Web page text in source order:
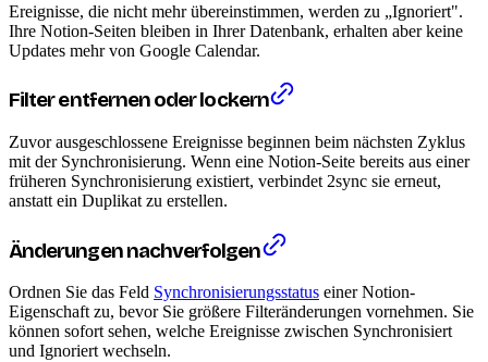
Ereignisse, die nicht mehr übereinstimmen, werden zu „Ignoriert".
Ihre Notion-Seiten bleiben in Ihrer Datenbank, erhalten aber keine
Updates mehr von Google Calendar.
Filter entfernen oder lockern
Zuvor ausgeschlossene Ereignisse beginnen beim nächsten Zyklus
mit der Synchronisierung. Wenn eine Notion-Seite bereits aus einer
früheren Synchronisierung existiert, verbindet 2sync sie erneut,
anstatt ein Duplikat zu erstellen.
Änderungen nachverfolgen
Ordnen Sie das Feld Synchronisierungsstatus einer Notion-
Eigenschaft zu, bevor Sie größere Filteränderungen vornehmen. Sie
können sofort sehen, welche Ereignisse zwischen Synchronisiert
und Ignoriert wechseln.